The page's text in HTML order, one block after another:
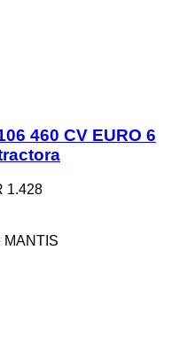
460 CV EURO 6
1.428
MANTIS